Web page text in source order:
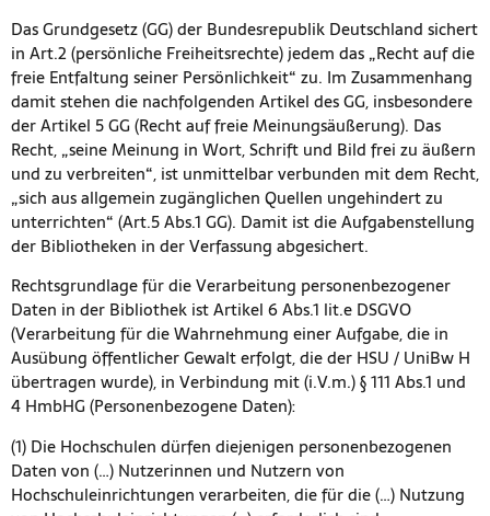
Das Grundgesetz (GG) der Bundesrepublik Deutschland sichert
in Art.2 (persönliche Freiheitsrechte) jedem das „Recht auf die
freie Entfaltung seiner Persönlichkeit“ zu. Im Zusammenhang
damit stehen die nachfolgenden Artikel des GG, insbesondere
der Artikel 5 GG (Recht auf freie Meinungsäußerung). Das
Recht, „seine Meinung in Wort, Schrift und Bild frei zu äußern
und zu verbreiten“, ist unmittelbar verbunden mit dem Recht,
„sich aus allgemein zugänglichen Quellen ungehindert zu
unterrichten“ (Art.5 Abs.1 GG). Damit ist die Aufgabenstellung
der Bibliotheken in der Verfassung abgesichert.
Rechtsgrundlage für die Verarbeitung personenbezogener
Daten in der Bibliothek ist Artikel 6 Abs.1 lit.e DSGVO
(Verarbeitung für die Wahrnehmung einer Aufgabe, die in
Ausübung öffentlicher Gewalt erfolgt, die der HSU / UniBw H
übertragen wurde), in Verbindung mit (i.V.m.) § 111 Abs.1 und
4 HmbHG (Personenbezogene Daten):
(1) Die Hochschulen dürfen diejenigen personenbezogenen
Daten von (…) Nutzerinnen und Nutzern von
Hochschuleinrichtungen verarbeiten, die für die (…) Nutzung